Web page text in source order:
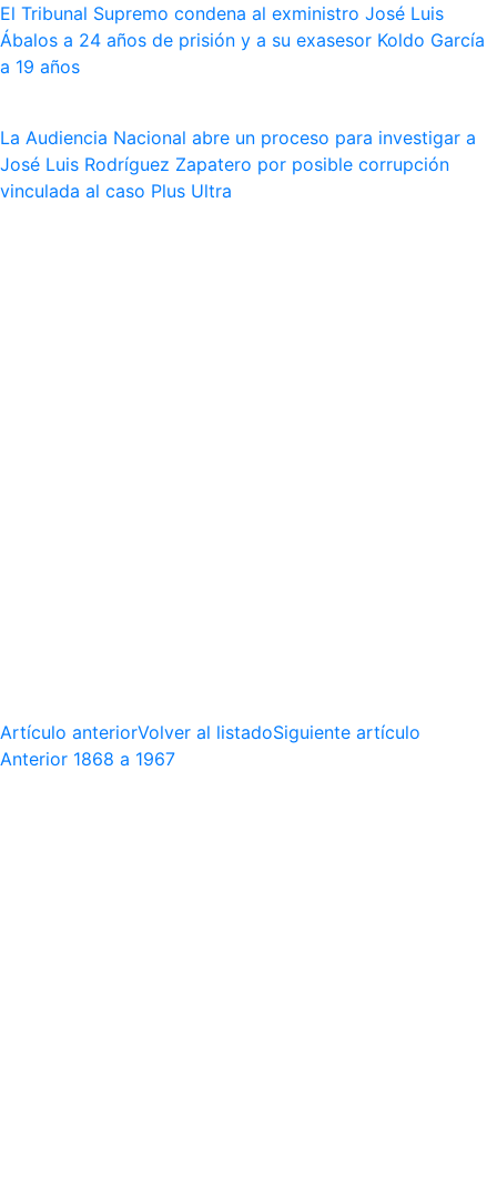
El Tribunal Supremo condena al exministro José Luis
Ábalos a 24 años de prisión y a su exasesor Koldo García
a 19 años
La Audiencia Nacional abre un proceso para investigar a
José Luis Rodríguez Zapatero por posible corrupción
vinculada al caso Plus Ultra
Artículo anteriorVolver al listadoSiguiente artículo
Anterior 1868 a 1967